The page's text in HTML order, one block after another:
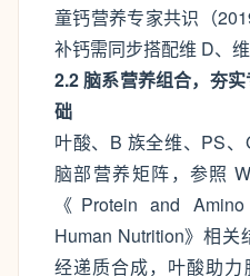
童钙营养专家共识（
补钙需同步搭配维 D、
2.2 脑系营养组合，夯
础
叶酸、B 族全维、PS
脑部营养矩阵，参照
《Protein and
Human Nutrition》相
经递质合成，叶酸助